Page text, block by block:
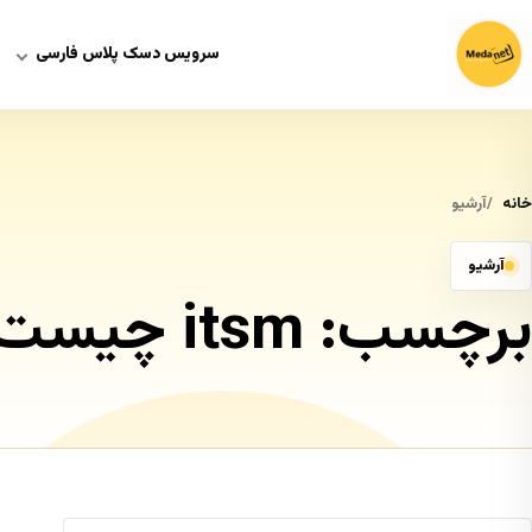
سرویس دسک پلاس فارسی
خانه آرشیو
آرشیو
برچسب: itsm چیست